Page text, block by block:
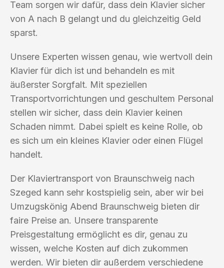
Team sorgen wir dafür, dass dein Klavier sicher
von A nach B gelangt und du gleichzeitig Geld
sparst.
Unsere Experten wissen genau, wie wertvoll dein
Klavier für dich ist und behandeln es mit
äußerster Sorgfalt. Mit speziellen
Transportvorrichtungen und geschultem Personal
stellen wir sicher, dass dein Klavier keinen
Schaden nimmt. Dabei spielt es keine Rolle, ob
es sich um ein kleines Klavier oder einen Flügel
handelt.
Der Klaviertransport von Braunschweig nach
Szeged kann sehr kostspielig sein, aber wir bei
Umzugskönig Abend Braunschweig bieten dir
faire Preise an. Unsere transparente
Preisgestaltung ermöglicht es dir, genau zu
wissen, welche Kosten auf dich zukommen
werden. Wir bieten dir außerdem verschiedene